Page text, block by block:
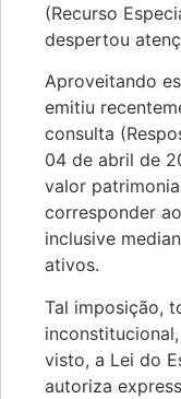
(Recurso
despertou
Aproveitando
emitiu
consulta
04 de abril de
valor
corresponder
inclusive
ativos.
Tal imposição,
visto, a Lei do
autoriza